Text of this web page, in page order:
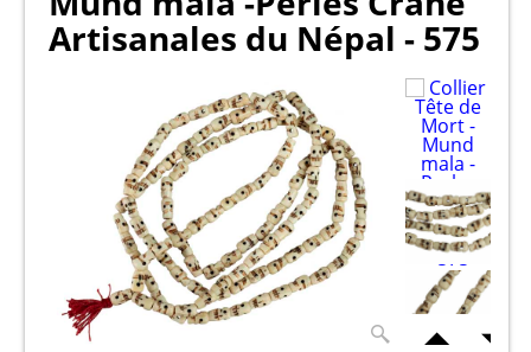
Artisanales du Népal - 575